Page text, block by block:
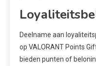
Deelname aan
op VALORANT Points
bieden punten of